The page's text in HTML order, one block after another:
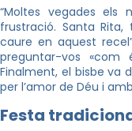
“Moltes vegades els
frustració. Santa
caure en aquest
preguntar-vos «com
Finalment, el bisbe va
per l’amor de Déu i
Festa